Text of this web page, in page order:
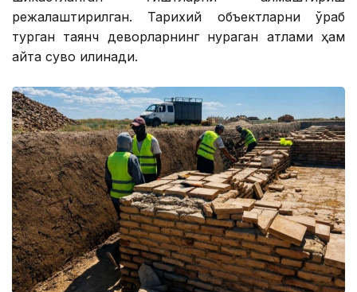
режалаштирилган. Тарихий объектларни ўраб
турган таянч деворларнинг нураган қатлами ҳам
қайта сувоқ қилинади.